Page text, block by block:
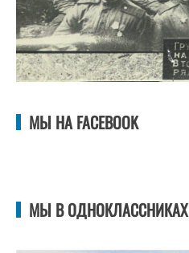
МЫ НА FACEBOOK
МЫ В ОДНОКЛАССНИКАХ